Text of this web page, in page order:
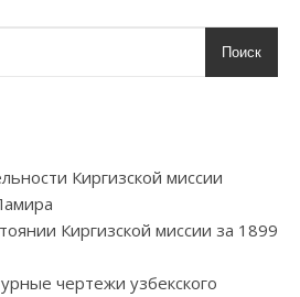
Поиск
Киргизской миссии
Киргизской миссии за 1899
чертежи узбекского